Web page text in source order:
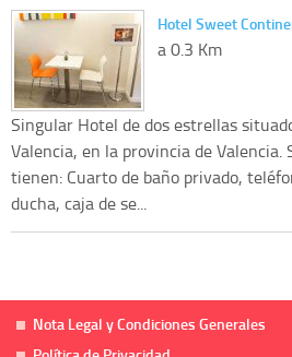
Hotel Sweet
a 0.3 Km
Singular Hotel de dos estrellas
Valencia, en la provincia de Valencia.
tienen: Cuarto de baño privado,
ducha, caja de se...
Nota Legal y Condiciones Generales